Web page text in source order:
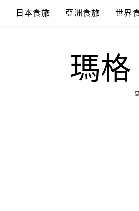
日本食旅 亞洲食旅 世界
瑪